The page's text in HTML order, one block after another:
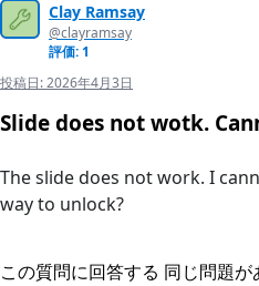
Clay Ramsay
@clayramsay
評価: 1
投稿日:2026年4月3日
Slide does not wotk.
The slide does not work. I
way to unlock?
この質問に回答する 同じ問題が